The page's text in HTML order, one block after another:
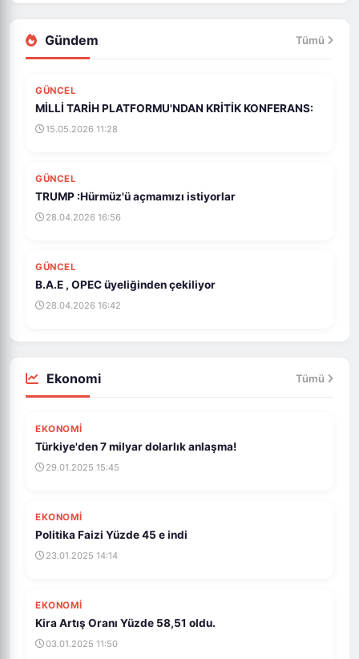
Gündem Tümü
GÜNCEL
MİLLİ TARİH PLATFORMU'NDAN KRİTİK KONFERANS:
15.05.2026 11:28
GÜNCEL
TRUMP :Hürmüz'ü açmamızı istiyorlar
28.04.2026 16:56
GÜNCEL
B.A.E , OPEC üyeliğinden çekiliyor
28.04.2026 16:42
Ekonomi Tümü
EKONOMİ
Türkiye'den 7 milyar dolarlık anlaşma!
29.01.2025 15:45
EKONOMİ
Politika Faizi Yüzde 45 e indi
23.01.2025 14:14
EKONOMİ
Kira Artış Oranı Yüzde 58,51 oldu.
03.01.2025 11:50